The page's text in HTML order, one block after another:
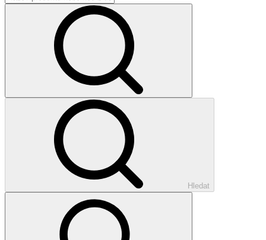
Hledat